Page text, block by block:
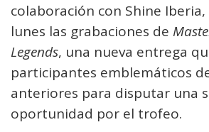
colaboración con Shine
lunes las grabaciones de
Legends, una nueva entrega
participantes emblemáticos
anteriores para disputar una
oportunidad por el trofeo.